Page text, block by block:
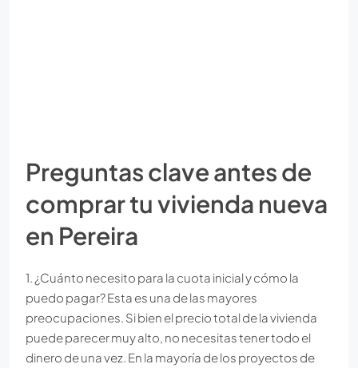
Preguntas clave antes de
comprar tu vivienda nueva
en Pereira
1. ¿Cuánto necesito para la cuota inicial y cómo la
puedo pagar? Esta es una de las mayores
preocupaciones. Si bien el precio total de la vivienda
puede parecer muy alto, no necesitas tener todo el
dinero de una vez. En la mayoría de los proyectos de